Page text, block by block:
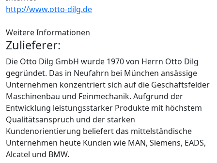
http://www.otto-dilg.de
Weitere Informationen
Zulieferer:
Die Otto Dilg GmbH wurde 1970 von Herrn Otto Dilg
gegründet. Das in Neufahrn bei München ansässige
Unternehmen konzentriert sich auf die Geschäftsfelder
Maschinenbau und Feinmechanik. Aufgrund der
Entwicklung leistungsstarker Produkte mit höchstem
Qualitätsanspruch und der starken
Kundenorientierung beliefert das mittelständische
Unternehmen heute Kunden wie MAN, Siemens, EADS,
Alcatel und BMW.